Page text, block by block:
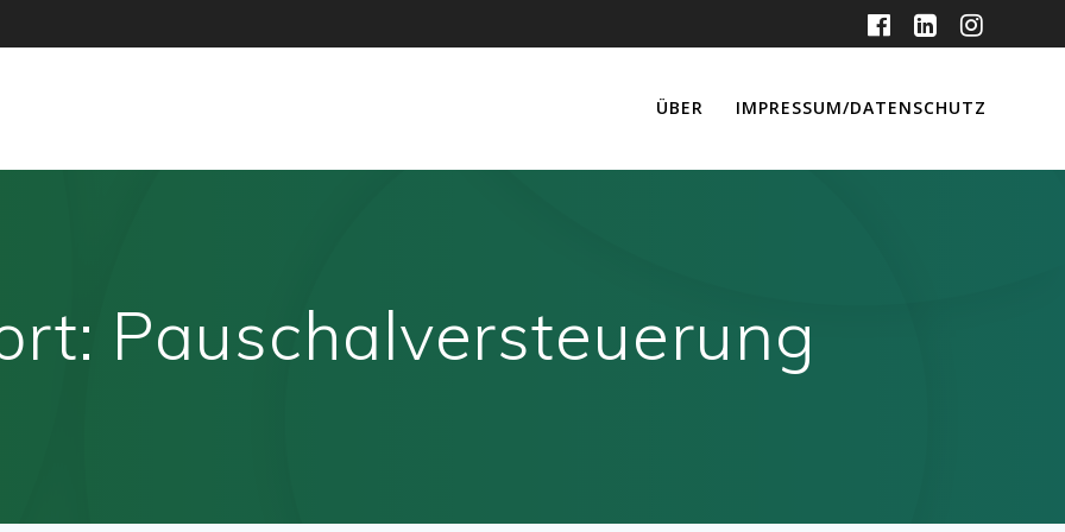
ÜBER IMPRESSUM/DATENSCHUTZ
Pauschalversteuerung